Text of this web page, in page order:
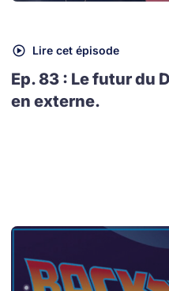
Lire cet épisode
Ep. 83 : Le futur du
en externe.